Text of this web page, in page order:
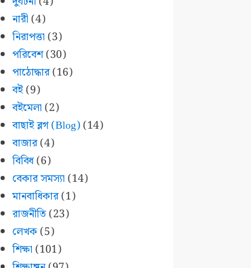
নারী (4)
নিরাপত্তা (3)
পরিবেশ(30)
পাঠোদ্ধার(16)
বই(9)
বইমেলা (2)
বাছাই ব্লগ (Blog)(14)
বাজার(4)
বিবিধ(6)
বেকার সমস্যা (14)
মানবাধিকার(1)
রাজনীতি(23)
লেখক(5)
শিক্ষা (101)